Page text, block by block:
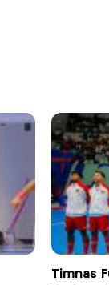
Timnas